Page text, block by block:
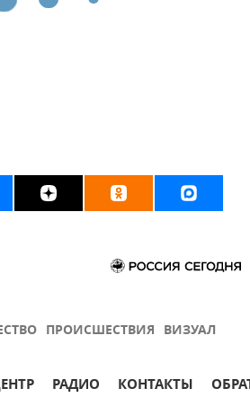
ПРОИСШЕСТВИЯ ВИЗУАЛ
РАДИО КОНТАКТЫ